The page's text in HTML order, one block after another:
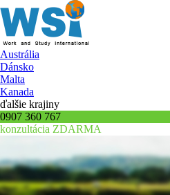
Austrália
Dánsko
Malta
Kanada
ďalšie krajiny
0907 360 767
konzultácia ZDARMA